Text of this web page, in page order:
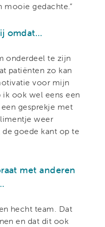
mooie gedachte.”
omdat…
onderdeel te zijn
patiënten zo kan
voor mijn
ook wel eens een
gesprekje met
weer
goede kant op te
met anderen
hecht team. Dat
en dat dit ook